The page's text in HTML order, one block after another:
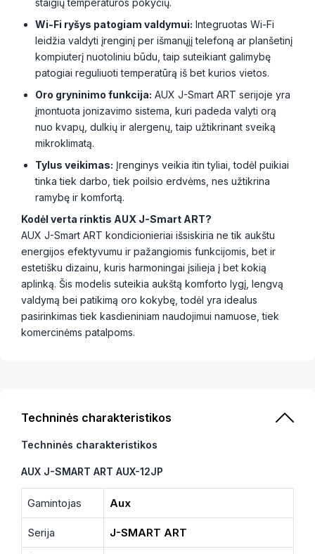
Wi-Fi ryšys patogiam valdymui: Integruotas Wi-Fi
leidžia valdyti įrenginį per išmanųjį telefoną ar planšetinį
kompiuterį nuotoliniu būdu, taip suteikiant galimybę
patogiai reguliuoti temperatūrą iš bet kurios vietos.
Oro gryninimo funkcija: AUX J-Smart ART serijoje yra
įmontuota jonizavimo sistema, kuri padeda valyti orą
nuo kvapų, dulkių ir alergenų, taip užtikrinant sveiką
mikroklimatą.
Tylus veikimas: Įrenginys veikia itin tyliai, todėl puikiai
tinka tiek darbo, tiek poilsio erdvėms, nes užtikrina
ramybę ir komfortą.
Kodėl verta rinktis AUX J-Smart ART?
AUX J-Smart ART kondicionieriai išsiskiria ne tik aukštu
energijos efektyvumu ir pažangiomis funkcijomis, bet ir
estetišku dizainu, kuris harmoningai įsilieja į bet kokią
aplinką. Šis modelis suteikia aukštą komforto lygį, lengvą
valdymą bei patikimą oro kokybę, todėl yra idealus
pasirinkimas tiek kasdieniniam naudojimui namuose, tiek
komercinėms patalpoms.
Techninės charakteristikos
Techninės charakteristikos
AUX J-SMART ART AUX-12JP
Gamintojas Aux
Serija J-SMART ART